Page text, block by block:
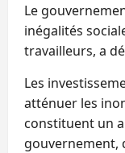
Le
inégalités
travailleurs, a
Les
atténuer les
constituent un
gouvernement,